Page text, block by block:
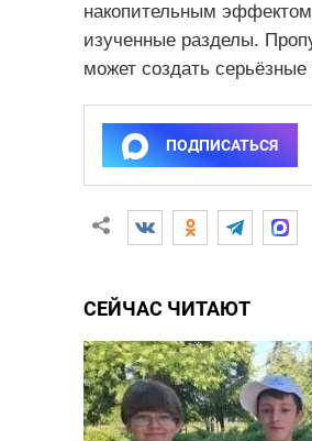
накопительным
изученные разделы.
может создать
ПОДПИСАТЬСЯ
СЕЙЧАС ЧИТАЮТ